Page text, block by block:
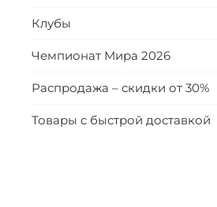
Клубы
Чемпионат Мира 2026
Распродажа – скидки от 30%
Товары с быстрой доставкой